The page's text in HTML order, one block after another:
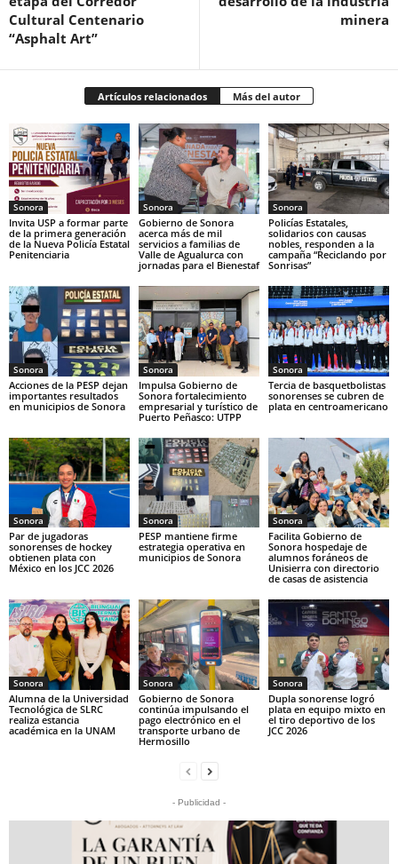
Cultural Centenario
“Asphalt Art”
minera
Artículos relacionados Más del autor
Sonora
Invita USP a formar parte
de la primera generación
de la Nueva Policía Estatal
Penitenciaria
Sonora
Gobierno de Sonora
acerca más de mil
servicios a familias de
Valle de Agualurca con
jornadas para el Bienestaf
Sonora
Policías Estatales,
solidarios con causas
nobles, responden a la
campaña “Reciclando por
Sonrisas”
Sonora
Acciones de la PESP dejan
importantes resultados
en municipios de Sonora
Sonora
Impulsa Gobierno de
Sonora fortalecimiento
empresarial y turístico de
Puerto Peñasco: UTPP
Sonora
Tercia de basquetbolistas
sonorenses se cubren de
plata en centroamericano
Sonora
Par de jugadoras
sonorenses de hockey
obtienen plata con
México en los JCC 2026
Sonora
PESP mantiene firme
estrategia operativa en
municipios de Sonora
Sonora
Facilita Gobierno de
Sonora hospedaje de
alumnos foráneos de
Unisierra con directorio
de casas de asistencia
Sonora
Alumna de la Universidad
Tecnológica de SLRC
realiza estancia
académica en la UNAM
Sonora
Gobierno de Sonora
continúa impulsando el
pago electrónico en el
transporte urbano de
Hermosillo
Sonora
Dupla sonorense logró
plata en equipo mixto en
el tiro deportivo de los
JCC 2026
- Publicidad -